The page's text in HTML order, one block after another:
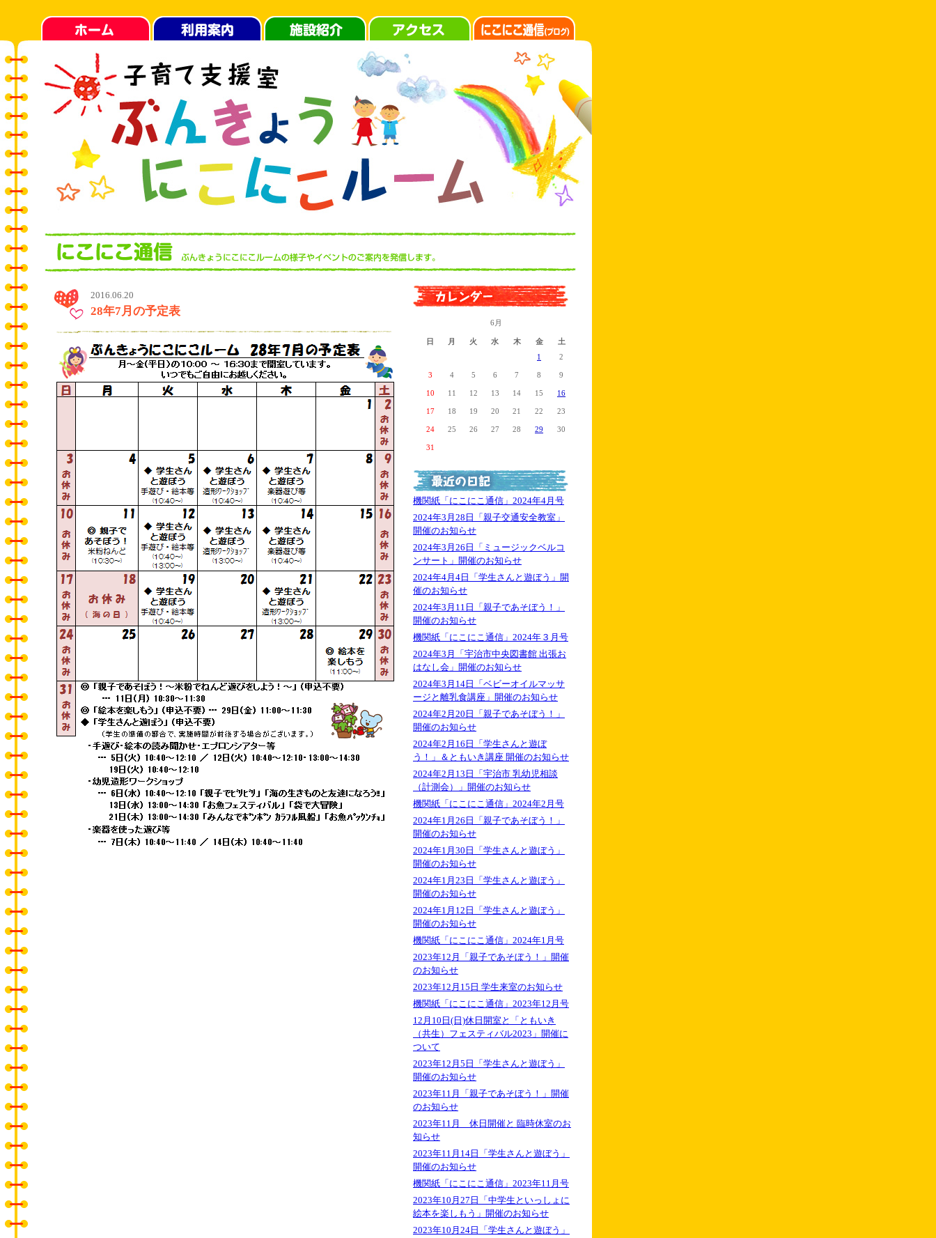
2016.06.20
28年7月の予定表
6月
日 月 火 水 木 金
土
1
2
3 4 5 6 7 8 9
10 11 12 13 14 15 16
17 18 19 20 21 22 23
24 25 26 27 28 29 30
31
機関紙「にこにこ通信」2024年4月号
2024年3月28日「親子交通安全教室」
開催のお知らせ
2024年3月26日「ミュージックベルコ
ンサート」開催のお知らせ
2024年4月4日「学生さんと遊ぼう」開
催のお知らせ
2024年3月11日「親子であそぼう！」
開催のお知らせ
機関紙「にこにこ通信」2024年３月号
2024年3月「宇治市中央図書館 出張お
はなし会」開催のお知らせ
2024年3月14日「ベビーオイルマッサ
ージと離乳食講座」開催のお知らせ
2024年2月20日「親子であそぼう！」
開催のお知らせ
2024年2月16日「学生さんと遊ぼ
う！」＆ともいき講座 開催のお知らせ
2024年2月13日「宇治市 乳幼児相談
（計測会）」開催のお知らせ
機関紙「にこにこ通信」2024年2月号
2024年1月26日「親子であそぼう！」
開催のお知らせ
2024年1月30日「学生さんと遊ぼう」
開催のお知らせ
2024年1月23日「学生さんと遊ぼう」
開催のお知らせ
2024年1月12日「学生さんと遊ぼう」
開催のお知らせ
機関紙「にこにこ通信」2024年1月号
2023年12月「親子であそぼう！」開催
のお知らせ
2023年12月15日 学生来室のお知らせ
機関紙「にこにこ通信」2023年12月号
12月10日(日)休日開室と「ともいき
（共生）フェスティバル2023」開催に
ついて
2023年12月5日「学生さんと遊ぼう」
開催のお知らせ
2023年11月「親子であそぼう！」開催
のお知らせ
2023年11月 休日開催と 臨時休室のお
知らせ
2023年11月14日「学生さんと遊ぼう」
開催のお知らせ
機関紙「にこにこ通信」2023年11月号
2023年10月27日「中学生といっしょに
絵本を楽しもう」開催のお知らせ
2023年10月24日「学生さんと遊ぼう」